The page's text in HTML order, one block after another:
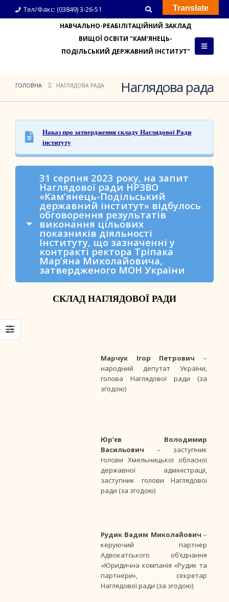
Тел/Факс: (03849) 3-26-51
НАВЧАЛЬНО-РЕАБІЛІТАЦІЙНИЙ ЗАКЛАД
ВИЩОЇ ОСВІТИ "КАМ'ЯНЕЦЬ-
ПОДІЛЬСЬКИЙ ДЕРЖАВНИЙ ІНСТИТУТ"
Наглядова рада
ГОЛОВНА НАГЛЯДОВА РАДА
Наказ про затвердження складу Наглядової Ради
інституту
31 серпня 2023 року, на запит
Наглядової ради НРЗВО
«Кам’янець-Подільський
державний інститут» відбулось
обговорення результатів
виконання цільових
показників діяльності
Інституту, що зазначенні у
контракті ректора Тріпака
Мар’яна Миколайовича,
затвердженого МОН України
СКЛАД НАГЛЯДОВОЇ РАДИ
Марчук Ігор Петрович –
народний депутат України,
голова Наглядової ради (за
згодою)
Юр’єв Володимир
Васильович – заступник
голови Хмельницької обласної
державної адміністрації,
заступник голови Наглядової
ради (за згодою)
Рудик Вадим Миколайович –
керуючий партнер
Адвокатського об’єднання
«Юридична компанія «Рудик та
партнери», секретар
Наглядової ради (за згодою)
Translate